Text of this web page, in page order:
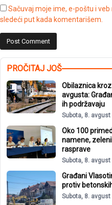
Sačuvaj moje ime, e-poštu i
sledeći put kada komentarišem.
PROČITAJ JOŠ
Obilaznica
avgusta:
ih podržavaju
Subota, 8. avgust
Oko 100
namene,
rasprave
Subota, 8. avgust
Građani
protiv
Subota, 8. avgust